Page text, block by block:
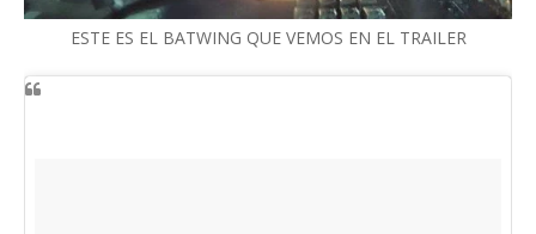
ESTE ES EL BATWING QUE VEMOS EN EL TRAILER